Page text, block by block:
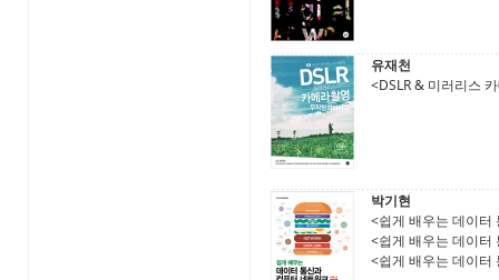
유재천
<DSLR & 미러리스
박기현
<쉽게 배우는 데이터
<쉽게 배우는 데이터
<쉽게 배우는 데이터